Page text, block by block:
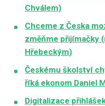
Chválem)
Chceme z Česka
změňme přijímačky
Hřebeckým)
Českému školství
říká ekonom Daniel
Digitalizace